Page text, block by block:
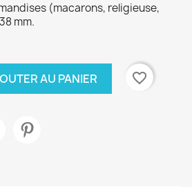
(macarons, religieuse,
mm.
AU PANIER favorite_border